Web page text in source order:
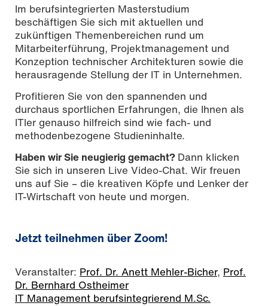
Im berufsintegrierten Masterstudium
beschäftigen Sie sich mit aktuellen und
zukünftigen Themenbereichen rund um
Mitarbeiterführung, Projektmanagement und
Konzeption technischer Architekturen sowie die
herausragende Stellung der IT in Unternehmen.
Profitieren Sie von den spannenden und
durchaus sportlichen Erfahrungen, die Ihnen als
ITler genauso hilfreich sind wie fach- und
methodenbezogene Studieninhalte.
Haben wir Sie neugierig gemacht? Dann klicken
Sie sich in unseren Live Video-Chat. Wir freuen
uns auf Sie – die kreativen Köpfe und Lenker der
IT-Wirtschaft von heute und morgen.
Jetzt teilnehmen über Zoom!
Veranstalter: Prof. Dr. Anett Mehler-Bicher, Prof.
Dr. Bernhard Ostheimer
IT Management berufsintegrierend M.Sc.